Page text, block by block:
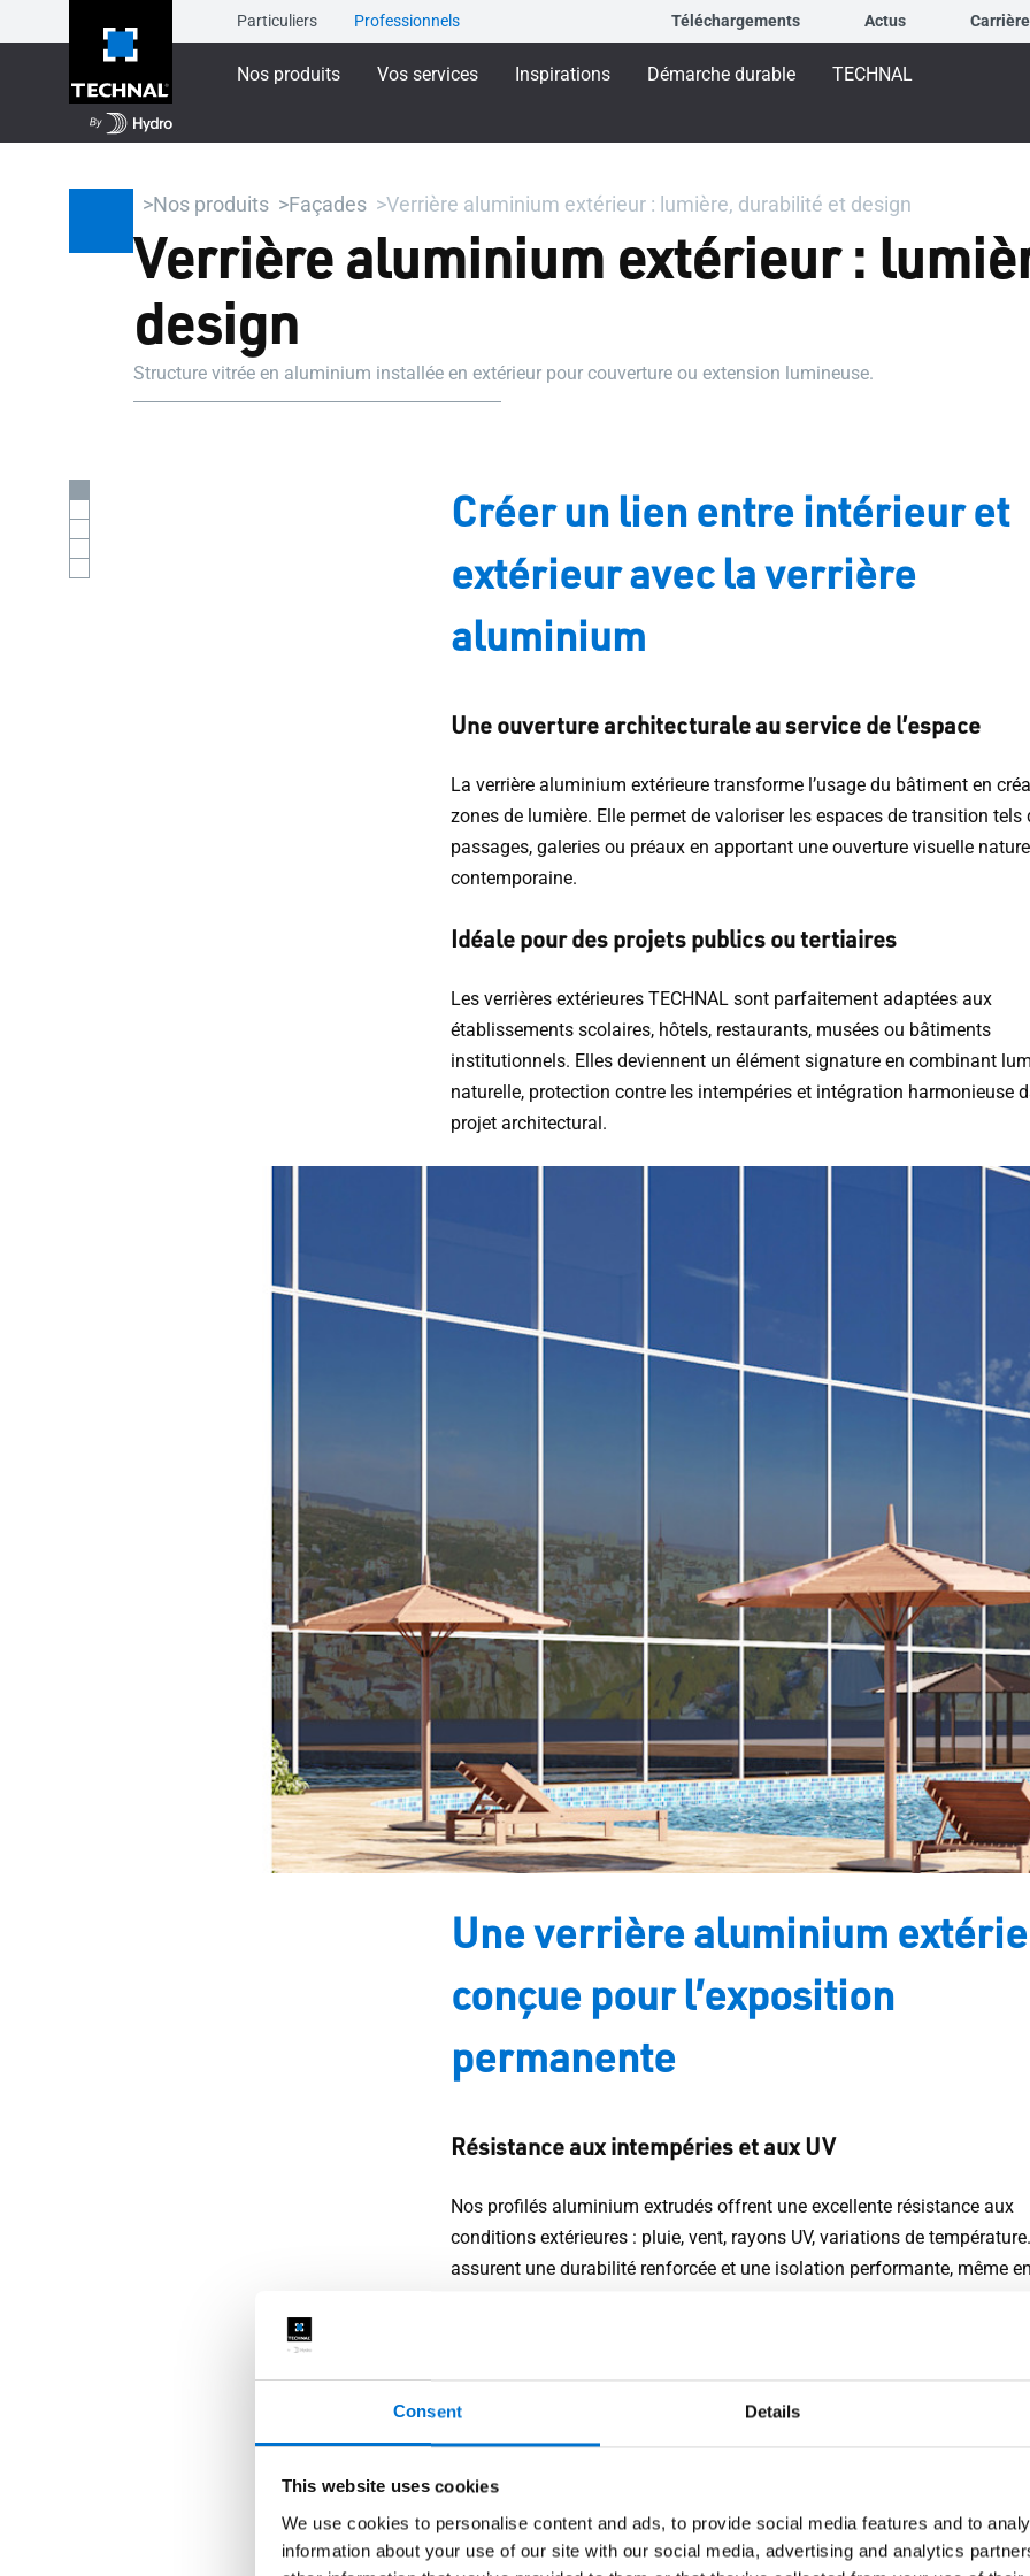
Consent Details
This website uses cookies
We use cookies to personalise content and ads, to provide social media features and to
information about your use of our site with our social media, advertising and analytics
Particuliers Professionnels Téléchargements Actus
Nos produits Vos services Inspirations Démarche durable TECHNAL
Nos produits Façades Verrière aluminium extérieur : lumière, durabilité et design
Verrière aluminium extérieur :
design
Structure vitrée en aluminium installée en extérieur pour couverture ou extension lumineuse.
Créer un lien entre intérieur et
extérieur avec la verrière
aluminium
Une ouverture architecturale au service de l’espace
La verrière aluminium extérieure transforme l’usage du bâtiment en
zones de lumière. Elle permet de valoriser les espaces de transition tels
passages, galeries ou préaux en apportant une ouverture visuelle
contemporaine.
Idéale pour des projets publics ou tertiaires
Les verrières extérieures TECHNAL sont parfaitement adaptées aux
établissements scolaires, hôtels, restaurants, musées ou bâtiments
institutionnels. Elles deviennent un élément signature en combinant
naturelle, protection contre les intempéries et intégration harmonieuse
projet architectural.
Une verrière aluminium
conçue pour l’exposition
permanente
Résistance aux intempéries et aux UV
Nos profilés aluminium extrudés offrent une excellente résistance aux
conditions extérieures : pluie, vent, rayons UV, variations de
assurent une durabilité renforcée et une isolation performante, même
Conformes aux exigences AEV (Air, Eau, Vent), nos verrières sont
conditions réelles dans nos laboratoires. Elles intègrent des vitrages
sécurisés et sont conçues pour résister au vent et aux charges de neige,
garantissant la sécurité des usagers en toutes circonstances.